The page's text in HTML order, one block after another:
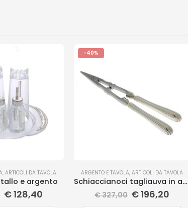
,ARTICOLI DA TAVOLA
e argento
€128,40
-40%
ARGENTO E TAVOLA,ARTICOLI DA TAVOLA
Schiaccianoci tagliauva in argento
€327,00 €196,20